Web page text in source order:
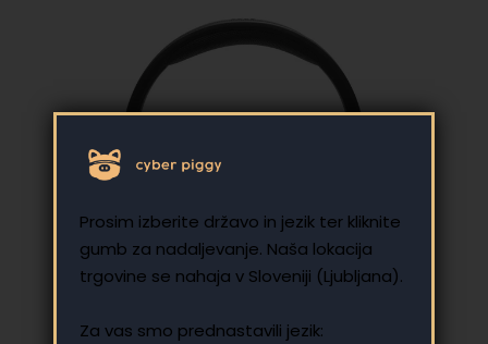
Prosim izberite državo in jezik ter kliknite
gumb za nadaljevanje. Naša lokacija
trgovine se nahaja v Sloveniji (Ljubljana).
Za vas smo prednastavili jezik: